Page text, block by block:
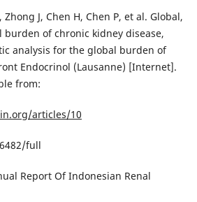
Zhong J, Chen H, Chen P, et al. Global,
of chronic kidney disease,
analysis for the global burden of
Endocrinol (Lausanne) [Internet].
from:
articles/10
full
Report Of Indonesian Renal